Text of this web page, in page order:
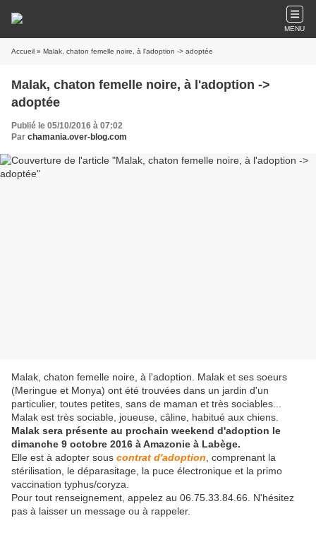
MENU
Accueil » Malak, chaton femelle noire, à l'adoption -> adoptée
Malak, chaton femelle noire, à l'adoption ->
adoptée
Publié le 05/10/2016 à 07:02
Par chamania.over-blog.com
Malak, chaton femelle noire, à l'adoption. Malak et ses soeurs
(Meringue et Monya) ont été trouvées dans un jardin d'un
particulier, toutes petites, sans de maman et très sociables...
Malak est très sociable, joueuse, câline, habitué aux chiens.
Malak sera présente au prochain weekend d'adoption le
dimanche 9 octobre 2016 à Amazonie à Labège.
Elle est à adopter sous contrat d'adoption , comprenant la
stérilisation, le déparasitage, la puce électronique et la primo
vaccination typhus/coryza.
Pour tout renseignement, appelez au 06.75.33.84.66. N'hésitez
pas à laisser un message ou à rappeler.